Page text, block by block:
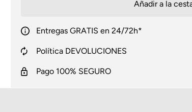
Entregas GRATIS en 24/72h*
Política DEVOLUCIONES
Pago 100% SEGURO